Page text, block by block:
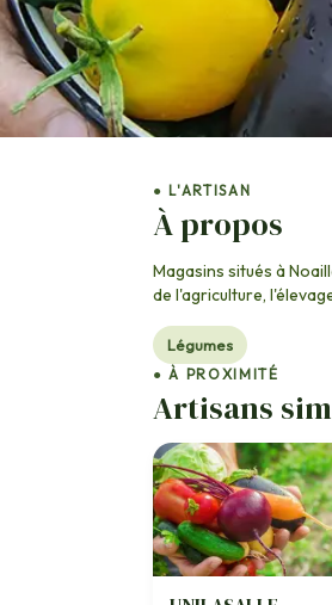
● L'ARTISAN
À propos
Magasins situés à
de l'agriculture,
Légumes
● À PROXIMITÉ
Artisans